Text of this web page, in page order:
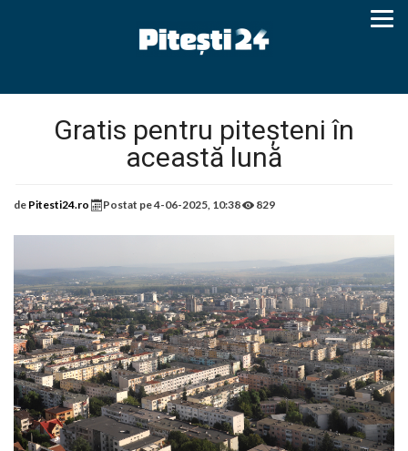
Gratis pentru piteșteni în
această lună
de Pitesti24.ro Postat pe4-06-2025, 10:38 829